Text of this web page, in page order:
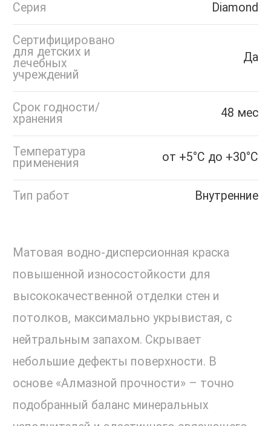
Серия Diamond
Сертифицировано
для детских и
лечебных
учреждений
Да
Срок годности/
хранения
48 мес
Температура
применения
от +5°С до +30°С
Тип работ Внутренние
Матовая водно-дисперсионная краска
повышенной износостойкости для
высококачественной отделки стен и
потолков, максимально укрывистая, с
нейтральным запахом. Скрывает
небольшие дефекты поверхности. В
основе «Алмазной прочности» – точно
подобранный баланс минеральных